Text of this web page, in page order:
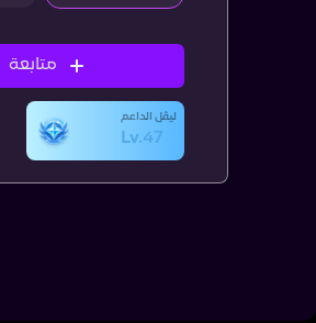
متابعة
ليڤل الداعم
Lv.47